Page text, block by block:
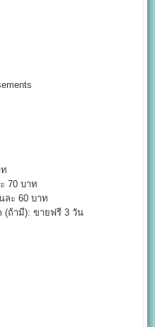
70 บาท
ละ 60 บาท
(ถ้ามี): ขายฟรี 3 วัน